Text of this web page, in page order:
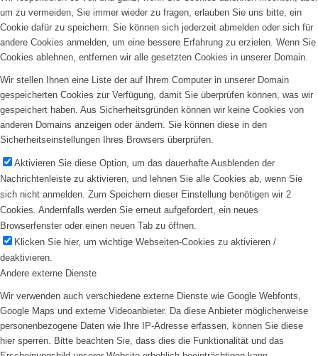
um zu vermeiden, Sie immer wieder zu fragen, erlauben Sie uns bitte, ein
Cookie dafür zu speichern. Sie können sich jederzeit abmelden oder sich für
andere Cookies anmelden, um eine bessere Erfahrung zu erzielen. Wenn Sie
Cookies ablehnen, entfernen wir alle gesetzten Cookies in unserer Domain.
Wir stellen Ihnen eine Liste der auf Ihrem Computer in unserer Domain
gespeicherten Cookies zur Verfügung, damit Sie überprüfen können, was wir
gespeichert haben. Aus Sicherheitsgründen können wir keine Cookies von
anderen Domains anzeigen oder ändern. Sie können diese in den
Sicherheitseinstellungen Ihres Browsers überprüfen.
Aktivieren Sie diese Option, um das dauerhafte Ausblenden der
Nachrichtenleiste zu aktivieren, und lehnen Sie alle Cookies ab, wenn Sie
sich nicht anmelden. Zum Speichern dieser Einstellung benötigen wir 2
Cookies. Andernfalls werden Sie erneut aufgefordert, ein neues
Browserfenster oder einen neuen Tab zu öffnen.
Klicken Sie hier, um wichtige Webseiten-Cookies zu aktivieren /
deaktivieren.
Andere externe Dienste
Wir verwenden auch verschiedene externe Dienste wie Google Webfonts,
Google Maps und externe Videoanbieter. Da diese Anbieter möglicherweise
personenbezogene Daten wie Ihre IP-Adresse erfassen, können Sie diese
hier sperren. Bitte beachten Sie, dass dies die Funktionalität und das